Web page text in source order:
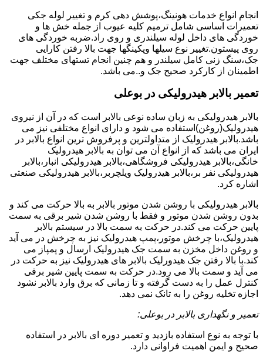
انجام انواع خدمات هونینگ،پوشش دهی کرم و تغییر لوله جکی
تعمیرات اساسی شامل ترمیم کلیه عیوب از جمله خش ها و
خوردگی های داخل لوله سیلندری و روی راد.ضربه خوردگی های
روی پیستون.تغییر نوع سیلها وپکینگها جهت بالا رفتن کارایی
جک،سنگ زنی کامل سیلندر و هم چنین انجام تستهای مختلف جهت
اطمینان از کارکرد صحیح جک و..می باشد.
تعمیر بالابر هیدرولیکی در بوعلی
بالابر هیدرولیکی به زبان ساده نوعی بالابر است که در آن از نیروی
هیدرولیک(روغن)استفاده می شود و دارای انواع مختلفی نیز می
باشد.بالابر هیدرولیک از متداولترین و پرفروش ترین انواع بالابر در
ایران می باشد که از انواع آن می توان به بالابر هیدرولیک
خانگی،بالابر هیدرولیکی فروشگاهی،بالابر هیدرولیکی انبار،بالابر
هیدرولیکی نفر بر،بالابر هیدرولیک ویلچربر،بالابر هیدرولیکی صنعتی
اشاره کرد.
بالابر هیدرولیکی با روشن شدن موتور بالابر به بالا حرکت می کند و
بدون روشن شدن موتور و فقط با روشن شدن شیر برقی به سمت
پایین حرکت می کند.در حرکت به سمت بالا در سیستم بالابر
هیدرولیک،با چرخش موتور،پمپ هیدرولیک نیز به چرخش در می آید
و روغن داخل مخزن به سمت جک هیدرولیک ارسال و پمپاز می
کند.با بالا رفتن جک هیدورلیک بالابر های هیدرولیک نیز به حرکت در
می آید و سمت بالا می رود.در حرکت به سمت پایین شیر برقی
کنترل عمل را به دست گرفته و تا زمانی که برق وارد بالابر نشود
اجازه تخلیه روغن را به تانک نمی دهد.
تعمیر و نگهداری بالابر در بوعلی:
با توجه به نوع استفاده بازدید و تعمیر دوره ای بالابر در استفاده
صحیح و ایمن اهمیت فراوانی دارد.